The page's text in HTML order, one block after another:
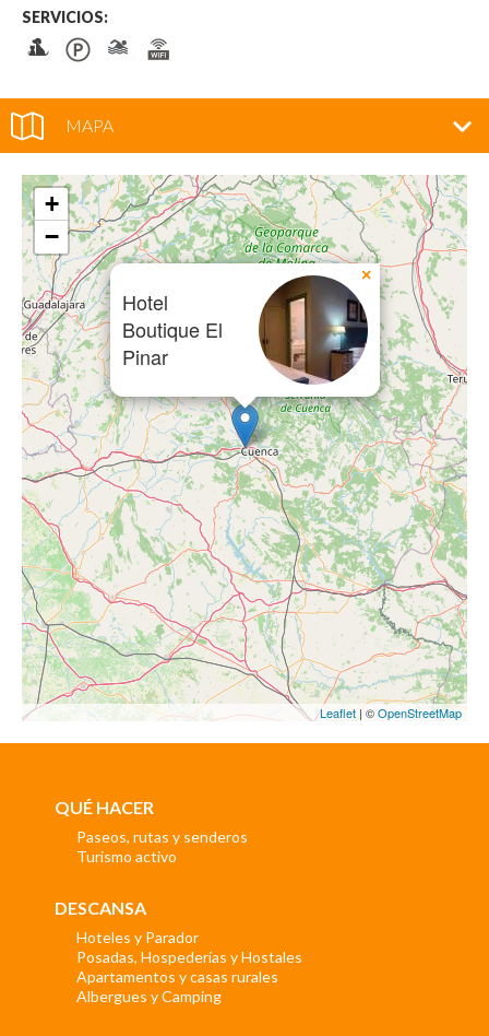
SERVICIOS:
MAPA
Hotel
Boutique El
Pinar
×
+
−
Leaflet| ©OpenStreetMap
QUÉ HACER
Paseos, rutas y senderos
Turismo activo
DESCANSA
Hoteles y Parador
Posadas, Hospederías y Hostales
Apartamentos y casas rurales
Albergues y Camping